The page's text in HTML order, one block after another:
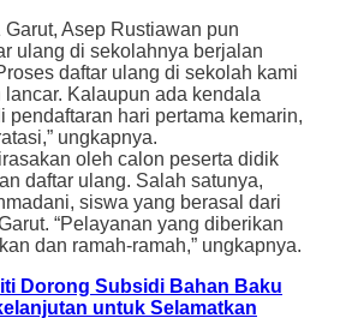
Asep Rustiawan pun
ulang di sekolahnya berjalan
daftar ulang di sekolah kami
Kalaupun ada kendala
pendaftaran hari pertama kemarin,
ungkapnya.
oleh calon peserta didik
daftar ulang. Salah satunya,
siswa yang berasal dari
“Pelayanan yang diberikan
dan ramah-ramah,” ungkapnya.
Dorong Subsidi Bahan Baku
untuk Selamatkan